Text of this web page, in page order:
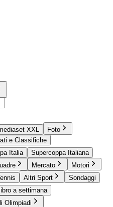
XXL
Foto
e Classifiche
Italia
Supercoppa Italiana
Mercato
Motori
Altri Sport
Sondaggi
a settimana
Olimpiadi